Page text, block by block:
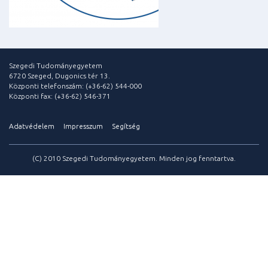
Szegedi Tudományegyetem
6720 Szeged, Dugonics tér 13.
Központi telefonszám: (+36-62) 544-000
Központi fax: (+36-62) 546-371
Adatvédelem Impresszum Segítség
(C) 2010 Szegedi Tudományegyetem. Minden jog fenntartva.